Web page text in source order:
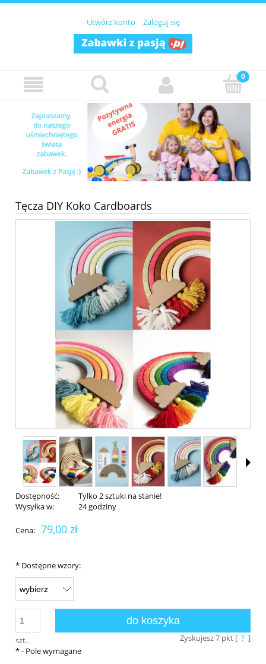
Utwórz konto Zaloguj się
Tęcza DIY Koko Cardboards
Dostępność:
Tylko 2 sztuki na stanie!
Wysyłka w:
24 godziny
Cena: 79,00 zł
* Dostępne wzory:
szt.
do koszyka
Zyskujesz7pkt [ ? ]
*- Pole wymagane